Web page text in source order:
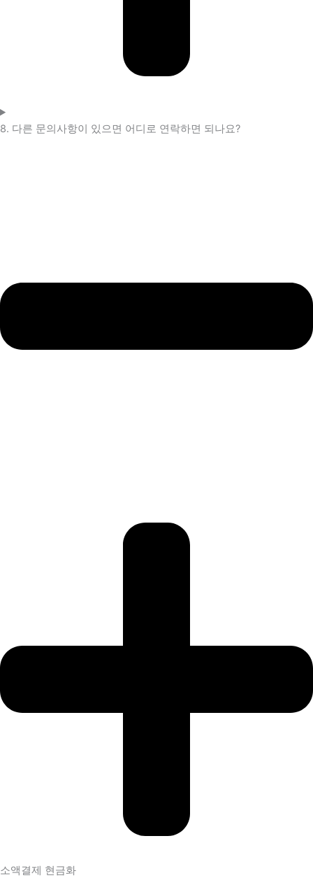
8. 다른 문의사항이 있으면 어디로 연락하면 되나요?
소액결제 현금화